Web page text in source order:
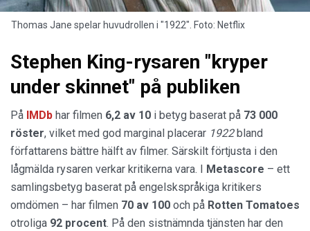
Thomas Jane spelar huvudrollen i "1922". Foto: Netflix
Stephen King-rysaren "kryper
under skinnet" på publiken
På IMDb har filmen 6,2 av 10 i betyg baserat på 73 000
röster, vilket med god marginal placerar 1922bland
författarens bättre hälft av filmer. Särskilt förtjusta i den
lågmälda rysaren verkar kritikerna vara. I Metascore – ett
samlingsbetyg baserat på engelskspråkiga kritikers
omdömen – har filmen 70 av 100 och på Rotten Tomatoes
otroliga 92 procent. På den sistnämnda tjänsten har den